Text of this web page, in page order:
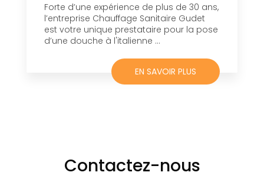
Forte d’une expérience de plus de 30 ans,
l’entreprise Chauffage Sanitaire Gudet
est votre unique prestataire pour la pose
d’une douche à l'italienne ...
EN SAVOIR PLUS
Contactez-nous